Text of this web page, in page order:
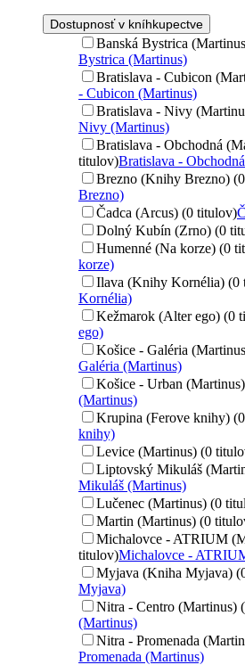
Dostupnosť v kníhkupectve
Banská Bystrica
Bystrica (Martinus)
Bratislava - Cubicon
- Cubicon (Martinus)
Bratislava - Nivy
Nivy (Martinus)
Bratislava - Obchodná
titulov)Bratislava -
Brezno (Knihy Brezno)
Brezno)
Čadca (Arcus) (0 titulov)
Dolný Kubín (Zrno) (0
Humenné (Na korze) (0
korze)
Ilava (Knihy Kornélia) (0
Kornélia)
Kežmarok (Alter ego) (0
ego)
Košice - Galéria
Galéria (Martinus)
Košice - Urban
(Martinus)
Krupina (Ferove knihy)
knihy)
Levice (Martinus) (0
Liptovský Mikuláš
Mikuláš (Martinus)
Lučenec (Martinus) (0
Martin (Martinus) (0
Michalovce - ATRIUM
titulov)Michalovce -
Myjava (Kniha Myjava)
Myjava)
Nitra - Centro (Martinus)
(Martinus)
Nitra - Promenada
Promenada (Martinus)